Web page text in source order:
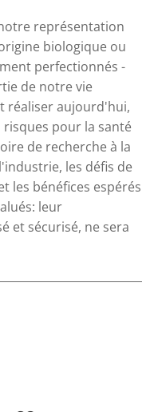
représentation
biologique ou
perfectionnés -
de notre vie
réaliser aujourd'hui,
risques pour la santé
de recherche à la
les défis de
les bénéfices espérés
leur
et sécurisé, ne sera